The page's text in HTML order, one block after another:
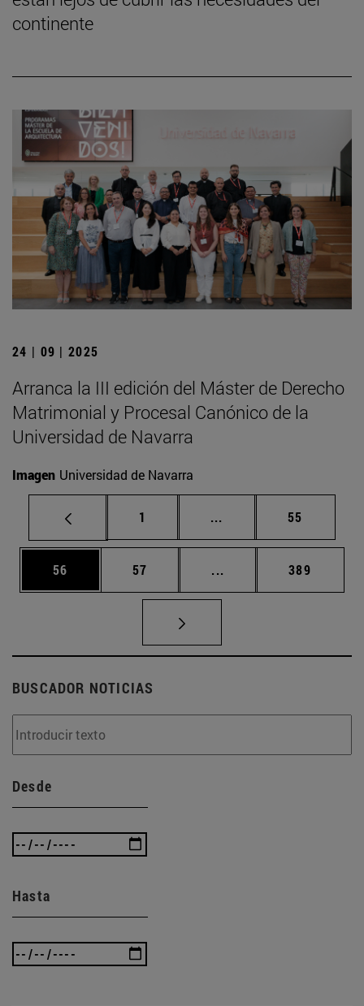
continente
24 | 09 | 2025
Arranca la III edición del Máster de Derecho
Matrimonial y Procesal Canónico de la
Universidad de Navarra
Imagen Universidad de Navarra
Página
1 ... Páginas intermedias
Página
55
Página
56 Página
57 ... Páginas intermedias
Página
389
BUSCADOR NOTICIAS
Desde
Hasta